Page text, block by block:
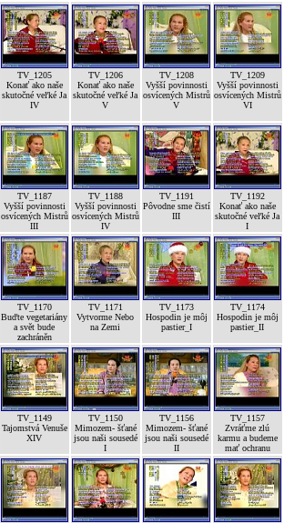
TV_1205
Konať ako naše
skutočné veľké Ja
IV
TV_1206
Konať ako naše
skutočné veľké Ja
V
TV_1208
Vyšší povinnosti
osvícených Mistrů
V
TV_1209
Vyšší povinnosti
osvícených Mistrů
VI
TV_1187
Vyšší povinnosti
osvícených Mistrů
III
TV_1188
Vyšší povinnosti
osvícených Mistrů
IV
TV_1191
Pôvodne sme čistí
III
TV_1192
Konať ako naše
skutočné veľké Ja
I
TV_1170
Buďte vegetariány
a svět bude
zachráněn
TV_1171
Vytvorme Nebo
na Zemi
TV_1173
Hospodin je môj
pastier_I
TV_1174
Hospodin je môj
pastier_II
TV_1149
Tajomstvá Venuše
XIV
TV_1150
Mimozem- šťané
jsou naši sousedé
I
TV_1156
Mimozem- šťané
jsou naši sousedé
II
TV_1157
Zvráťme zlú
karmu a budeme
mať ochranu